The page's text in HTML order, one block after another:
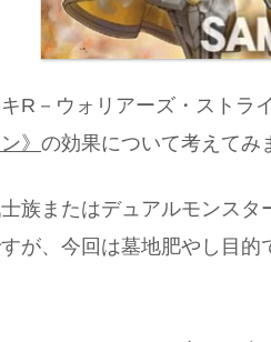
R－ウォリアーズ・ストラ
》 の効果について考えてみ
族またはデュアルモンス
が、今回は墓地肥やし目的